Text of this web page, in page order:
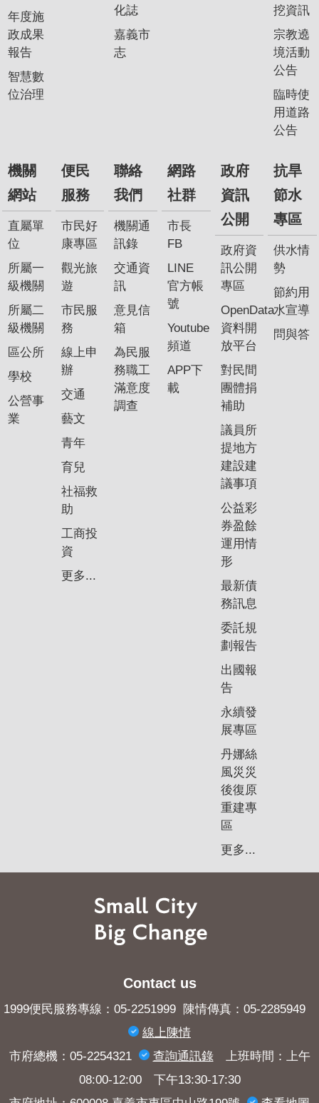
年度施
政成果
報告
智慧數
位治理
化誌
嘉義市
志
挖資訊
宗教遶
境活動
公告
臨時使
用道路
公告
機關
網站
直屬單
位
所屬一
級機關
所屬二
級機關
區公所
學校
公營事
業
便民
服務
市民好
康專區
觀光旅
遊
市民服
務
線上申
辦
交通
藝文
青年
育兒
社福救
助
工商投
資
更多...
聯絡
我們
機關通
訊錄
交通資
訊
意見信
箱
為民服
務職工
滿意度
調查
網路
社群
市長
FB
LINE
官方帳
號
Youtube
頻道
APP下
載
政府
資訊
公開
政府資
訊公開
專區
OpenData
資料開
放平台
對民間
團體捐
補助
議員所
提地方
建設建
議事項
公益彩
券盈餘
運用情
形
最新債
務訊息
委託規
劃報告
出國報
告
永續發
展專區
丹娜絲
風災災
後復原
重建專
區
更多...
抗旱
節水
專區
供水情
勢
節約用
水宣導
問與答
Contact us
1999便民服務專線：05-2251999 陳情傳真：05-2285949
線上陳情
市府總機：05-2254321
查詢​通訊錄上班時間：上午
08:00-12:00 下午13:30-17:30